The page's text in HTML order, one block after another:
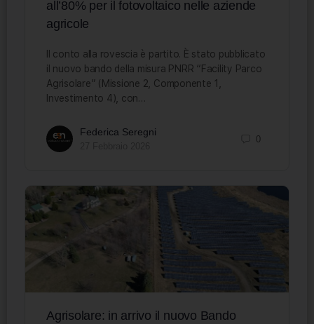
all’80% per il fotovoltaico nelle aziende
agricole
Il conto alla rovescia è partito. È stato pubblicato
il nuovo bando della misura PNRR “Facility Parco
Agrisolare” (Missione 2, Componente 1,
Investimento 4), con…
Federica Seregni
0
Agrisolare: in arrivo il nuovo Bando